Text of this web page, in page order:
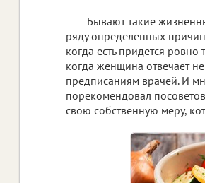
Бывают такие
ряду определенных
когда есть придется
когда женщина отвечает
предписаниям врачей. И
порекомендовал
свою собственную меру,